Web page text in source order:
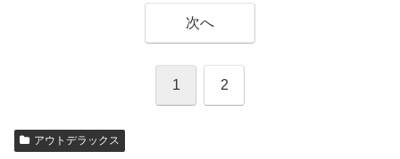
次へ
1 2
アウトデラックス